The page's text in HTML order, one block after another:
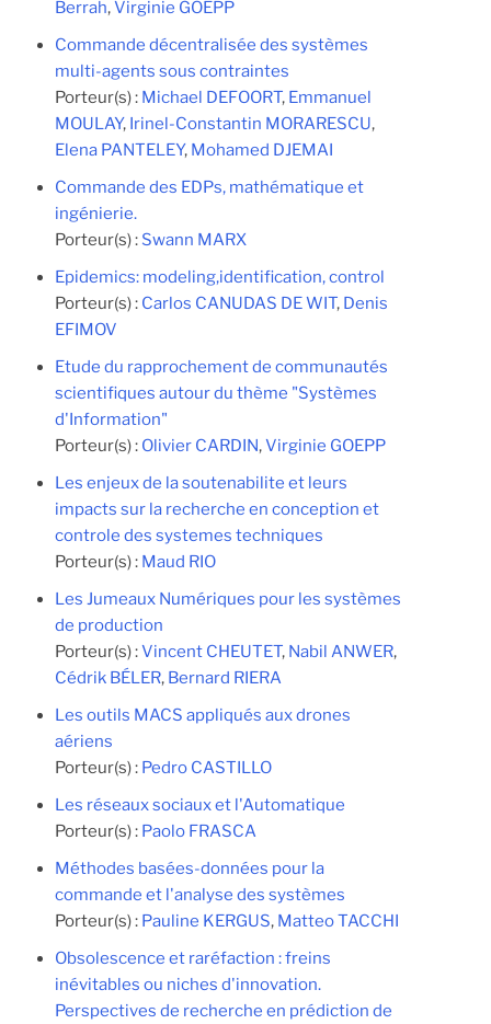
Berrah,Virginie GOEPP
Commande décentralisée des systèmes
multi-agents sous contraintes
Porteur(s) : Michael DEFOORT, Emmanuel
MOULAY, Irinel-Constantin MORARESCU,
Elena PANTELEY, Mohamed DJEMAI
Commande des EDPs, mathématique et
ingénierie.
Porteur(s) : Swann MARX
Epidemics: modeling,identification, control
Porteur(s) : Carlos CANUDAS DE WIT, Denis
EFIMOV
Etude du rapprochement de communautés
scientifiques autour du thème "Systèmes
d'Information"
Porteur(s) : Olivier CARDIN,Virginie GOEPP
Les enjeux de la soutenabilite et leurs
impacts sur la recherche en conception et
controle des systemes techniques
Porteur(s) : Maud RIO
Les Jumeaux Numériques pour les systèmes
de production
Porteur(s) :Vincent CHEUTET, Nabil ANWER,
Cédrik BÉLER, Bernard RIERA
Les outils MACS appliqués aux drones
aériens
Porteur(s) : Pedro CASTILLO
Les réseaux sociaux et l'Automatique
Porteur(s) : Paolo FRASCA
Méthodes basées-données pour la
commande et l'analyse des systèmes
Porteur(s) : Pauline KERGUS, Matteo TACCHI
Obsolescence et raréfaction : freins
inévitables ou niches d'innovation.
Perspectives de recherche en prédiction de